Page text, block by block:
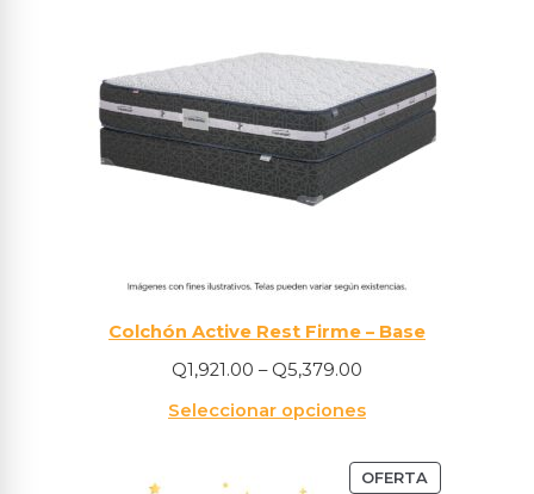
Colchón Active Rest Firme – Base
Q1,921.00 – Q5,379.00
Seleccionar opciones
OFERTA